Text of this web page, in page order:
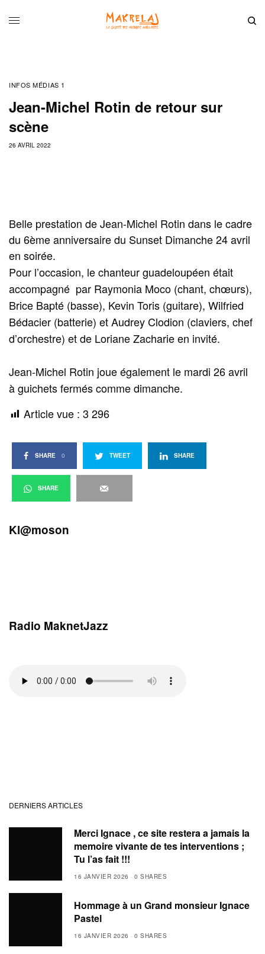
INFOS MÉDIAS 1
Jean-Michel Rotin de retour sur
scène
26 AVRIL 2022
Belle prestation de Jean-Michel Rotin dans le cadre
du 6ème anniversaire du Sunset Dimanche 24 avril
en soirée.
Pour l’occasion, le chanteur guadeloupéen était
accompagné par Raymonia Moco (chant, chœurs),
Brice Bapté (basse), Kevin Toris (guitare), Wilfried
Bédacier (batterie) et Audrey Clodion (claviers, chef
d’orchestre) et de Loriane Zacharie en invité.
Jean-Michel Rotin joue également le mardi 26 avril
à guichets fermés comme dimanche.
Article vue : 3 296
SHARE 0 TWEET SHARE
SHARE
Kl@moson
Radio MaknetJazz
DERNIERS ARTICLES
Merci Ignace , ce site restera a jamais la
memoire vivante de tes interventions ;
Tu l’as fait !!!
16 JANVIER 2026 0 SHARES
Hommage à un Grand monsieur Ignace
Pastel
16 JANVIER 2026 0 SHARES